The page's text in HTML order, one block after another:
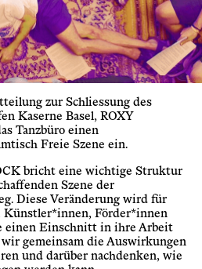
zur Schliessung des
Kaserne Basel, ROXY
Tanzbüro einen
Freie Szene ein.
bricht eine wichtige Struktur
Szene der
Diese Veränderung wird für
Förder*innen
einen Einschnitt in ihre Arbeit
wir gemeinsam die Auswirkungen
und darüber nachdenken, wie